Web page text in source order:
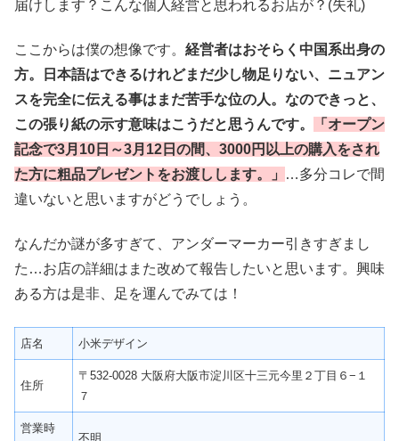
届けします？こんな個人経営と思われるお店が？(失礼)
ここからは僕の想像です。 経営者はおそらく中国系出身の
方。日本語はできるけれどまだ少し物足りない、ニュアン
スを完全に伝える事はまだ苦手な位の人。なのできっと、
この張り紙の示す意味はこうだと思うんです。
「オープン
記念で3月10日～3月12日の間、3000円以上の購入をされ
た方に粗品プレゼントをお渡しします。」
…多分コレで間
違いないと思いますがどうでしょう。
なんだか謎が多すぎて、アンダーマーカー引きすぎまし
た…お店の詳細はまた改めて報告したいと思います。興味
ある方は是非、足を運んでみては！
店名 小米デザイン
住所
〒532-0028 大阪府大阪市淀川区十三元今里２丁目６−１
７
営業時
不明